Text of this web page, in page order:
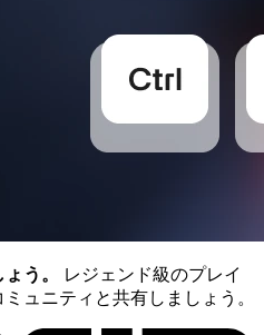
う。
レジェンド級のプレイ
ュニティと共有しましょう。